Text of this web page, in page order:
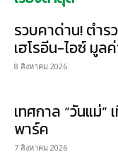
รวบคาด่าน! ตำ
เฮโรอีน-ไอซ์ มูล
8 สิงหาคม 2026
เทศกาล “วันแม่”
พาร์ค
7 สิงหาคม 2026